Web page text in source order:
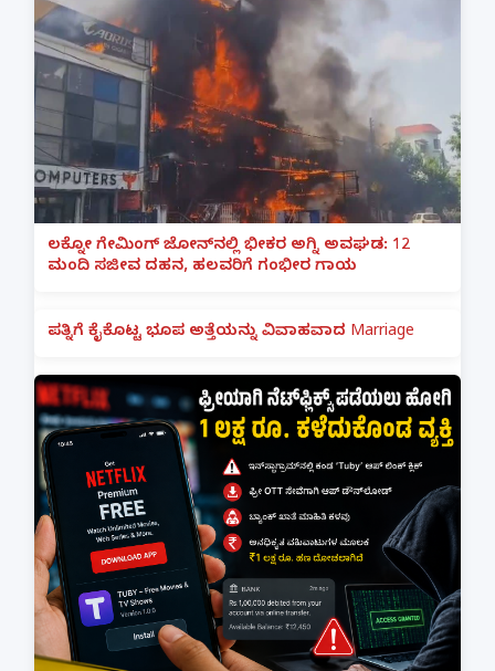
ಲಕ್ನೋ ಗೇಮಿಂಗ್ ಜೋನ್‌ನಲ್ಲಿ ಭೀಕರ ಅಗ್ನಿ ಅವಘಡ: 12
ಮಂದಿ ಸಜೀವ ದಹನ, ಹಲವರಿಗೆ ಗಂಭೀರ ಗಾಯ
ಪತ್ನಿಗೆ ಕೈಕೊಟ್ಟ ಭೂಪ ಅತ್ತೆಯನ್ನು ವಿವಾಹವಾದ Marriage